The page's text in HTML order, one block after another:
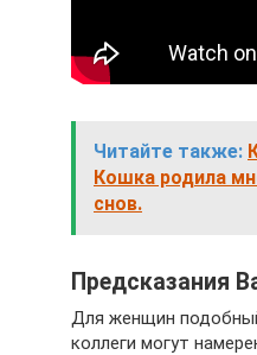
Читайте также:
Кошка родила
снов.
Предсказания
Для женщин
коллеги могут